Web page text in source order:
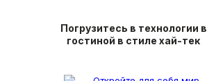
Погрузитесь в технологии в
гостиной в стиле хай-тек